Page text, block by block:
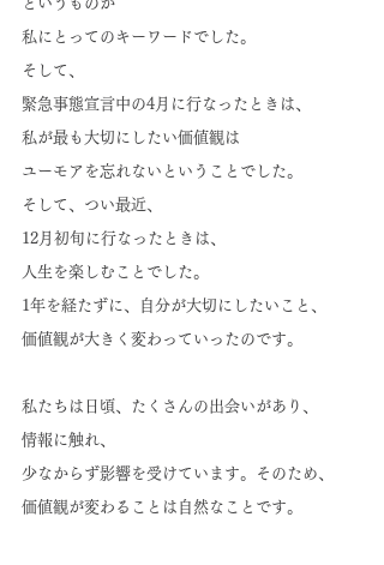
というものが
私にとってのキーワードでした。
そして、
緊急事態宣言中の4月に行なったときは、
私が最も大切にしたい価値観は
ユーモアを忘れないということでした。
そして、つい最近、
12月初旬に行なったときは、
人生を楽しむことでした。
1年を経たずに、自分が大切にしたいこと、
価値観が大きく変わっていったのです。
私たちは日頃、たくさんの出会いがあり、
情報に触れ、
少なからず影響を受けています。そのため、
価値観が変わることは自然なことです。